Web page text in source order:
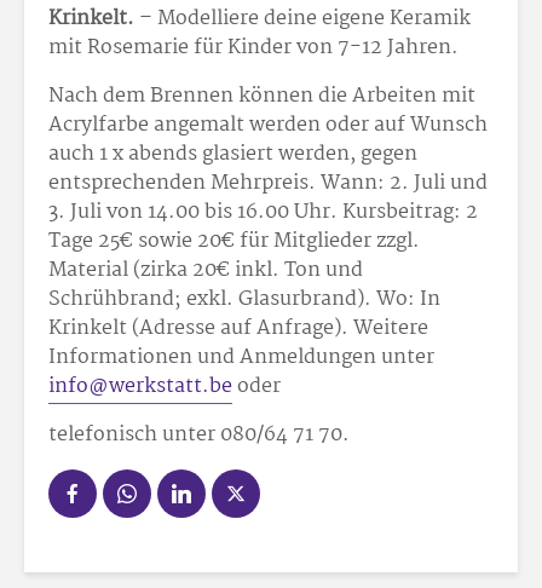
Krinkelt. – Modelliere deine eigene Keramik
mit Rosemarie für Kinder von 7-12 Jahren.
Nach dem Brennen können die Arbeiten mit
Acrylfarbe angemalt werden oder auf Wunsch
auch 1 x abends glasiert werden, gegen
entsprechenden Mehrpreis. Wann: 2. Juli und
3. Juli von 14.00 bis 16.00 Uhr. Kursbeitrag: 2
Tage 25€ sowie 20€ für Mitglieder zzgl.
Material (zirka 20€ inkl. Ton und
Schrühbrand; exkl. Glasurbrand). Wo: In
Krinkelt (Adresse auf Anfrage). Weitere
Informationen und Anmeldungen unter
info@werkstatt.beoder
telefonisch unter 080/64 71 70.